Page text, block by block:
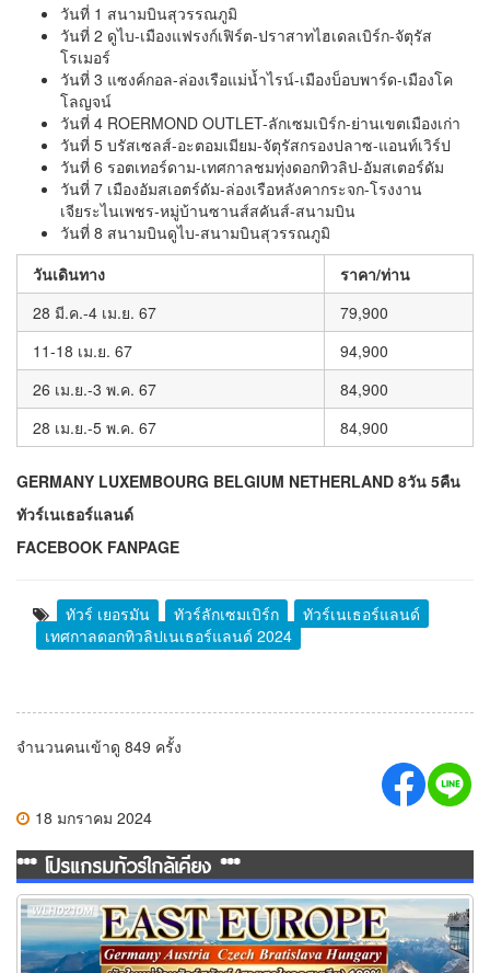
วันที่ 1 สนามบินสุวรรณภูมิ
วันที่ 2 ดูไบ-เมืองแฟรงก์เฟิร์ต-ปราสาทไฮเดลเบิร์ก-จัตุรัส
โรเมอร์
วันที่ 3 แซงค์กอล-ล่องเรือแม่น้ำไรน์-เมืองบ็อบพาร์ด-เมืองโค
โลญจน์
วันที่ 4 ROERMOND OUTLET-ลักเซมเบิร์ก-ย่านเขตเมืองเก่า
วันที่ 5 บรัสเซลส์-อะตอมเมียม-จัตุรัสกรองปลาซ-แอนท์เวิร์ป
วันที่ 6 รอตเทอร์ดาม-เทศกาลชมทุ่งดอกทิวลิป-อัมสเตอร์ดัม
วันที่ 7 เมืองอัมสเอตร์ดัม-ล่องเรือหลังคากระจก-โรงงาน
เจียระไนเพชร-หมู่บ้านซานส์สคันส์-สนามบิน
วันที่ 8 สนามบินดูไบ-สนามบินสุวรรณภูมิ
วันเดินทาง
ราคา/ท่าน
28 มี.ค.-4 เม.ย. 67
79,900
11-18 เม.ย. 67
94,900
26 เม.ย.-3 พ.ค. 67
84,900
28 เม.ย.-5 พ.ค. 67
84,900
GERMANY LUXEMBOURG BELGIUM NETHERLAND 8วัน 5คืน
ทัวร์เนเธอร์แลนด์
FACEBOOK FANPAGE
ทัวร์ เยอรมัน ทัวร์ลักเซมเบิร์ก
ทัวร์เนเธอร์แลนด์
เทศกาลดอกทิวลิปเนเธอร์แลนด์ 2024
จำนวนคนเข้าดู 849 ครั้ง
18 มกราคม 2024
*** โปรแกรมทัวร์ใกล้เคียง ***
ทัวร์ยุโรปตะวันออก พักหมู่บ้านฮัลสตัทท์ 10วัน